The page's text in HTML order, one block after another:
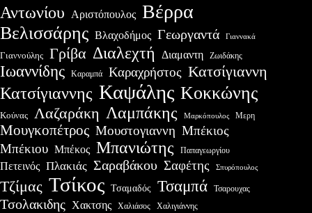
Αντωνίου Αριστόπουλος Βέρρα
Βελισσάρης Βλαχοδήμος Γεωργαντά Γιαννακά
Γιαννούλης Γρίβα Διαλεχτή Διαμαντη Ζωιδάκης
Ιωαννίδης Καραμπά Καραχρήστος Κατσίγιαννη
Κατσίγιαννης Καψάλης Κοκκώνης
Κούνας Λαζαράκη Λαμπάκης Μαρκόπουλος Μερη
Μουγκοπέτρος Μουστογιαννη Μπέκιος
Μπέκιου Μπέκος Μπανιώτης Παπαγεωργίου
Πετεινός Πλακιάς Σαραβάκου Σαφέτης Σπυρόπουλος
Τζίμας Τσίκος Τσαμαδός Τσαμπά Τσαρουχας
Τσολακιδης Χακτσης Χαλιάσος Χαλιγιάννης